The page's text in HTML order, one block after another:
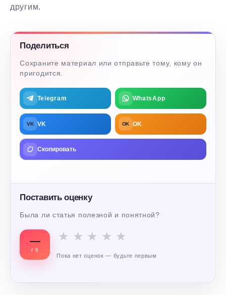
другим.
Поделиться
Сохраните материал или отправьте тому, кому он
пригодится.
Telegram WhatsApp
VK VK OK OK
Скопировать
Поставить оценку
Была ли статья полезной и понятной?
—
/ 5
★ ★ ★ ★ ★
Пока нет оценок — будьте первым